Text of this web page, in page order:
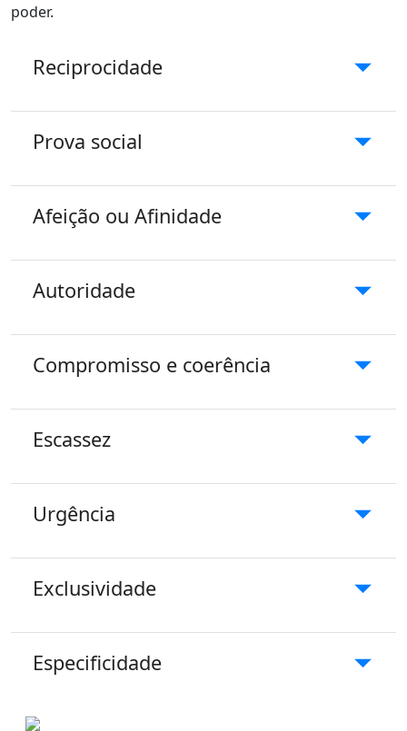
poder.
Reciprocidade
Prova social
Afeição ou Afinidade
Autoridade
Compromisso e coerência
Escassez
Urgência
Exclusividade
Especificidade